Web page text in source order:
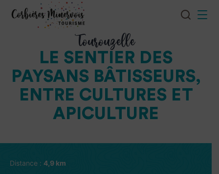
JeMenu
Tourouzelle
LE SENTIER DES
PAYSANS BÂTISSEURS,
ENTRE CULTURES ET
APICULTURE
Distance : 4,9 km